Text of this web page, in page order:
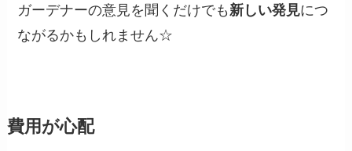
ガーデナーの意見を聞くだけでも 新しい発見につ
ながるかもしれません☆
費用が心配